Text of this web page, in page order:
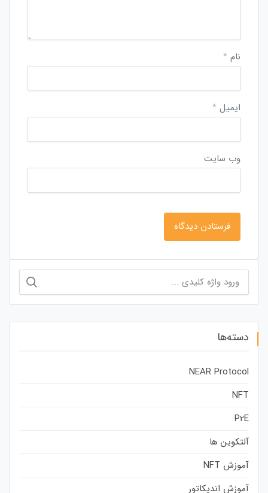
نام *
ایمیل *
وب‌ سایت
برای:
دسته‌ها
NEAR Protocol
NFT
P2E
آلتکوین ها
آموزش NFT
آموزش اندیکاتور